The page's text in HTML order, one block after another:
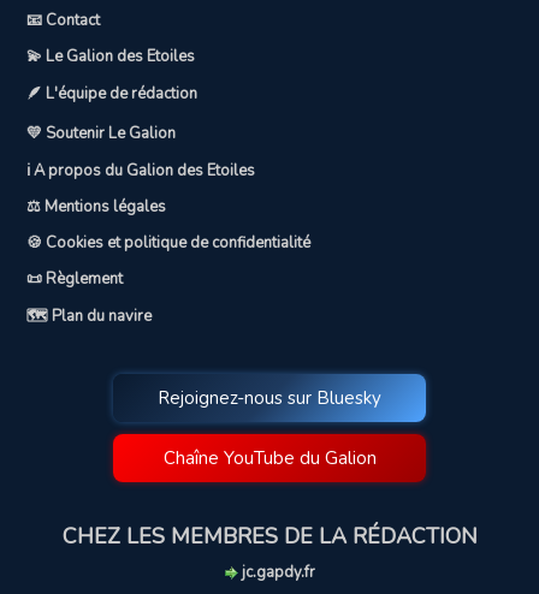
📧 Contact
💫 Le Galion des Etoiles
🪶 L'équipe de rédaction
💛 Soutenir Le Galion
ℹ️ A propos du Galion des Etoiles
⚖️ Mentions légales
🍪 Cookies et politique de confidentialité
📜 Règlement
🗺️ Plan du navire
Rejoignez-nous sur Bluesky
Chaîne YouTube du Galion
CHEZ LES MEMBRES DE LA RÉDACTION
jc.gapdy.fr